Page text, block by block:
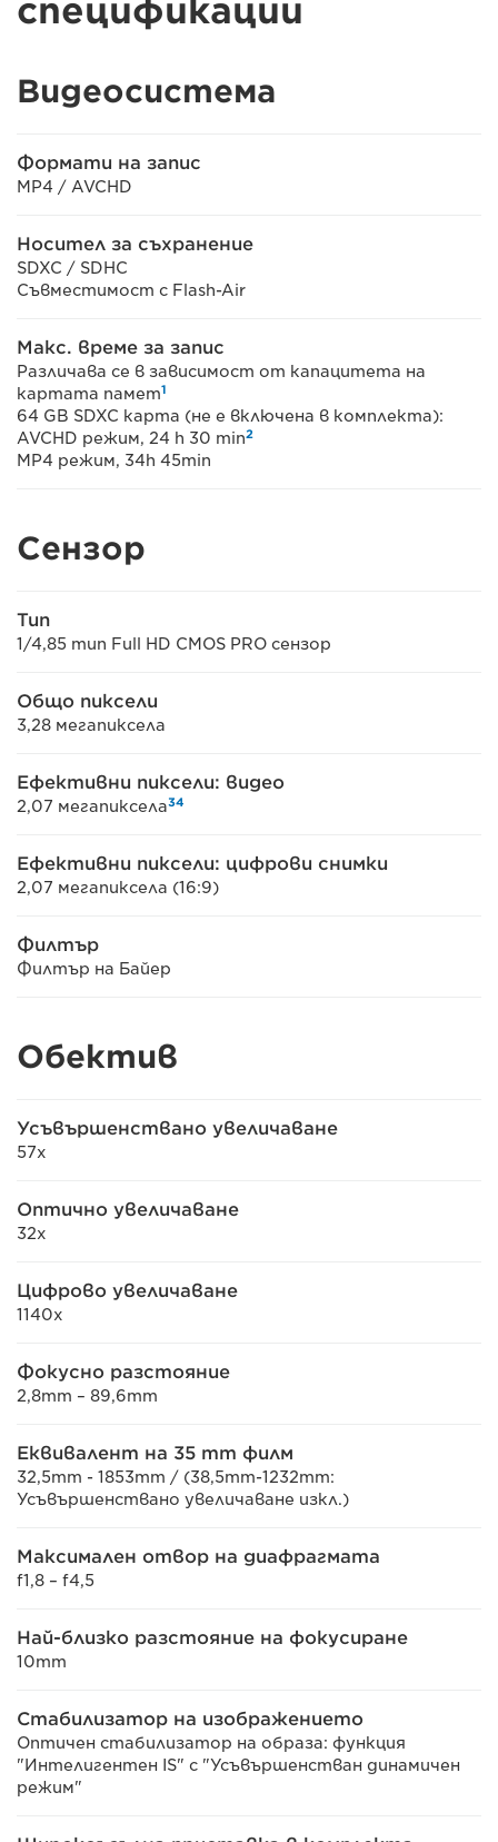
спецификации
Видеосистема
Формати на запис
MP4 / AVCHD
Носител за съхранение
SDXC / SDHC
Съвместимост с Flash-Air
Макс. време за запис
Различава се в зависимост от капацитета на
картата памет1
64 GB SDXC карта (не е включена в комплекта):
AVCHD режим, 24 h 30 min2
MP4 режим, 34h 45min
Сензор
Тип
1/4,85 тип Full HD CMOS PRO сензор
Общо пиксели
3,28 мегапиксела
Ефективни пиксели: видео
2,07 мегапиксела34
Ефективни пиксели: цифрови снимки
2,07 мегапиксела (16:9)
Филтър
Филтър на Байер
Обектив
Усъвършенствано увеличаване
57x
Оптично увеличаване
32x
Цифрово увеличаване
1140x
Фокусно разстояние
2,8mm – 89,6mm
Еквивалент на 35 mm филм
32,5mm - 1853mm / (38,5mm-1232mm:
Усъвършенствано увеличаване изкл.)
Максимален отвор на диафрагмата
f1,8 – f4,5
Най-близко разстояние на фокусиране
10mm
Стабилизатор на изображението
Оптичен стабилизатор на образа: функция
"Интелигентен IS" с "Усъвършенстван динамичен
режим"